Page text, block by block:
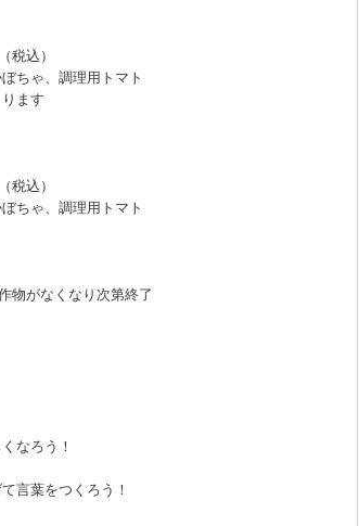
込）
ちゃ、調理用トマト
ます
込）
ちゃ、調理用トマト
がなくなり次第終了
なろう！
言葉をつくろう！